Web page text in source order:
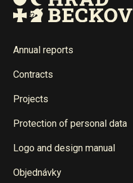
Annual reports
Contracts
Projects
Protection of personal data
Logo and design manual
Objednávky